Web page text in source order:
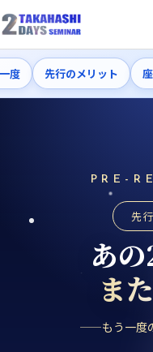
度 先行のメリット
PRE-
先
あの
ま
——もう一度